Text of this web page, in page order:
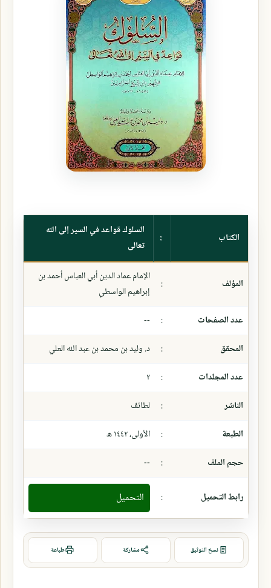
الكتاب :
السلوك قواعد في السير إلى الله
تعالى
المؤلف :
الإمام عماد الدين أبي العباس أحمد بن
إبراهيم الواسطي
عدد الصفحات
:
--
المحقق
:
د. وليد بن محمد بن عبد الله العلي
عدد المجلدات
:
٢
الناشر
:
لطائف
الطبعة
:
الأولى، ١٤٤٢ ھ
حجم الملف
:
--
رابط التحميل : التحميل
نسخ التوثيق مشاركة طباعة